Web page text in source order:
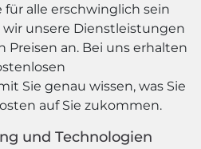
alle erschwinglich sein
unsere Dienstleistungen
an. Bei uns erhalten
Sie genau wissen, was Sie
auf Sie zukommen.
und Technologien